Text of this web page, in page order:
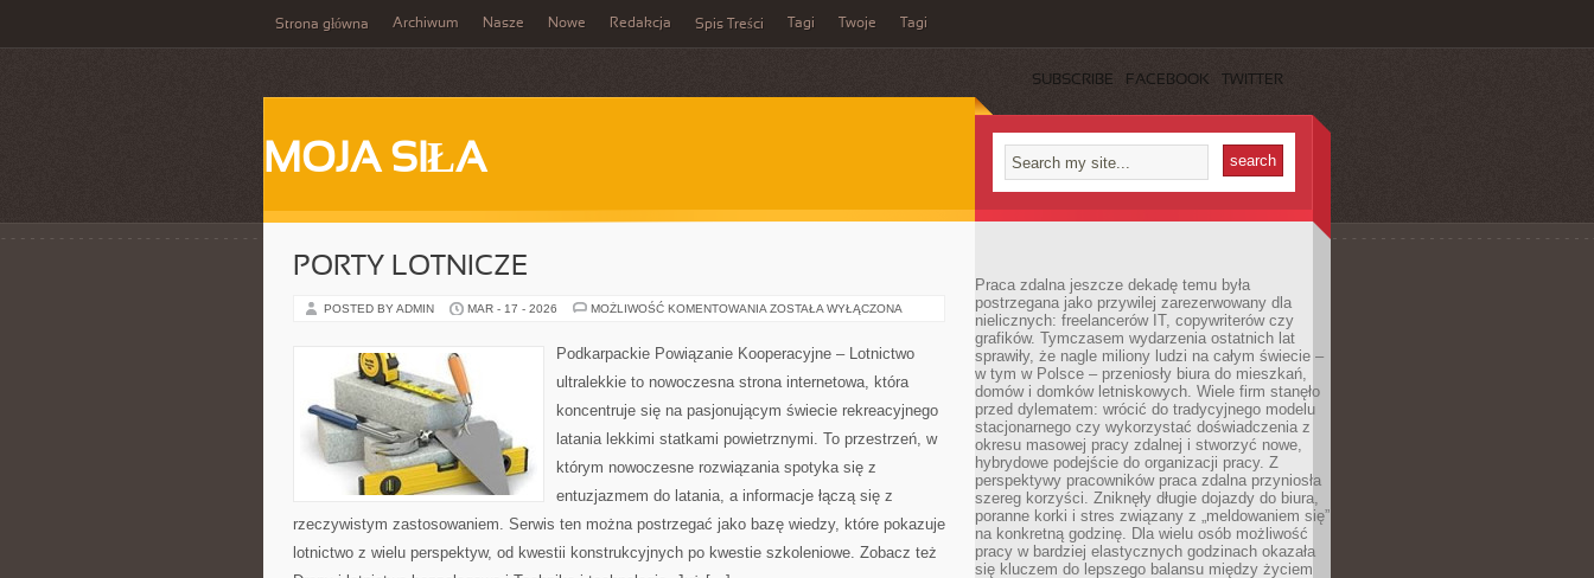
Strona główna Archiwum Nasze Nowe Redakcja Spis Treści Tagi Twoje Tagi
SUBSCRIBE FACEBOOK TWITTER
MOJA SIŁA
PORTY LOTNICZE
POSTED BY ADMIN MAR - 17 - 2026 MOŻLIWOŚĆ KOMENTOWANIA PORTY
ZOSTAŁA WYŁĄCZONA
Podkarpackie Powiązanie Kooperacyjne – Lotnictwo
ultralekkie to nowoczesna strona internetowa, która
koncentruje się na pasjonującym świecie rekreacyjnego
latania lekkimi statkami powietrznymi. To przestrzeń, w
którym nowoczesne rozwiązania spotyka się z
entuzjazmem do latania, a informacje łączą się z
rzeczywistym zastosowaniem. Serwis ten można postrzegać jako bazę wiedzy, które pokazuje
lotnictwo z wielu perspektyw, od kwestii konstrukcyjnych po kwestie szkoleniowe. Zobacz też
Praca zdalna jeszcze dekadę temu była
postrzegana jako przywilej zarezerwowany dla
nielicznych: freelancerów IT, copywriterów czy
grafików. Tymczasem wydarzenia ostatnich lat
sprawiły, że nagle miliony ludzi na całym świecie –
w tym w Polsce – przeniosły biura do mieszkań,
domów i domków letniskowych. Wiele firm stanęło
przed dylematem: wrócić do tradycyjnego modelu
stacjonarnego czy wykorzystać doświadczenia z
okresu masowej pracy zdalnej i stworzyć nowe,
hybrydowe podejście do organizacji pracy. Z
perspektywy pracowników praca zdalna przyniosła
szereg korzyści. Zniknęły długie dojazdy do biura,
poranne korki i stres związany z „meldowaniem się”
na konkretną godzinę. Dla wielu osób możliwość
pracy w bardziej elastycznych godzinach okazała
się kluczem do lepszego balansu między życiem